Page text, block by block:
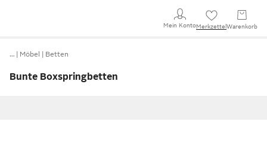
Mein KontoMerkzettel Warenkorb
… Möbel Betten
Bunte Boxspringbetten